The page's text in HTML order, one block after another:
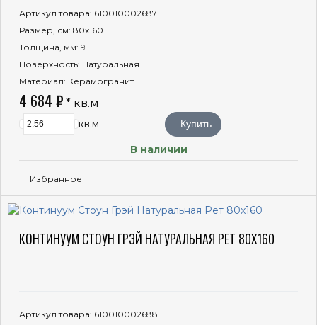
Артикул товара: 610010002687
Размер, см: 80x160
Толщина, мм: 9
Поверхность: Натуральная
Материал: Керамогранит
4 684 ₽ * кв.м
кв.м Купить
В наличии
Избранное
КОНТИНУУМ СТОУН ГРЭЙ НАТУРАЛЬНАЯ РЕТ 80X160
Артикул товара: 610010002688